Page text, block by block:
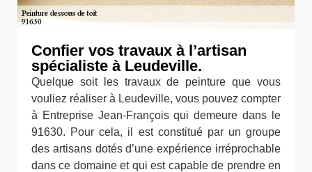
Confier vos travaux à l’artisan
spécialiste à Leudeville.
Quelque soit les travaux de peinture que vous
vouliez réaliser à Leudeville, vous pouvez compter
à Entreprise Jean-François qui demeure dans le
91630. Pour cela, il est constitué par un groupe
des artisans dotés d’une expérience irréprochable
dans ce domaine et qui est capable de prendre en